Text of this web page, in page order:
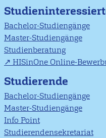
Bachelor-Studiengänge
Master-Studiengänge
Studienberatung
HISinOne Online-
Studierende
Bachelor-Studiengänge
Master-Studiengänge
Info Point
Studierendensekretariat